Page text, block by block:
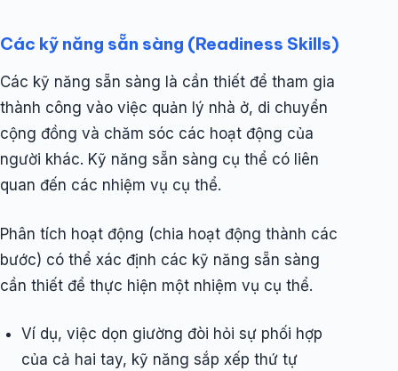
Các kỹ năng sẵn sàng (Readiness Skills)
Các kỹ năng sẵn sàng là cần thiết để tham gia
thành công vào việc quản lý nhà ở, di chuyển
cộng đồng và chăm sóc các hoạt động của
người khác. Kỹ năng sẵn sàng cụ thể có liên
quan đến các nhiệm vụ cụ thể.
Phân tích hoạt động (chia hoạt động thành các
bước) có thể xác định các kỹ năng sẵn sàng
cần thiết để thực hiện một nhiệm vụ cụ thể.
Ví dụ, việc dọn giường đòi hỏi sự phối hợp
của cả hai tay, kỹ năng sắp xếp thứ tự